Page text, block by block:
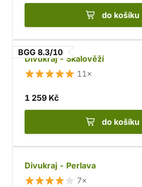
do košíku
BGG 8.3/10
Divukraj - Skalověží
11×
1 259 Kč
do košíku
Divukraj - Perlava
7×